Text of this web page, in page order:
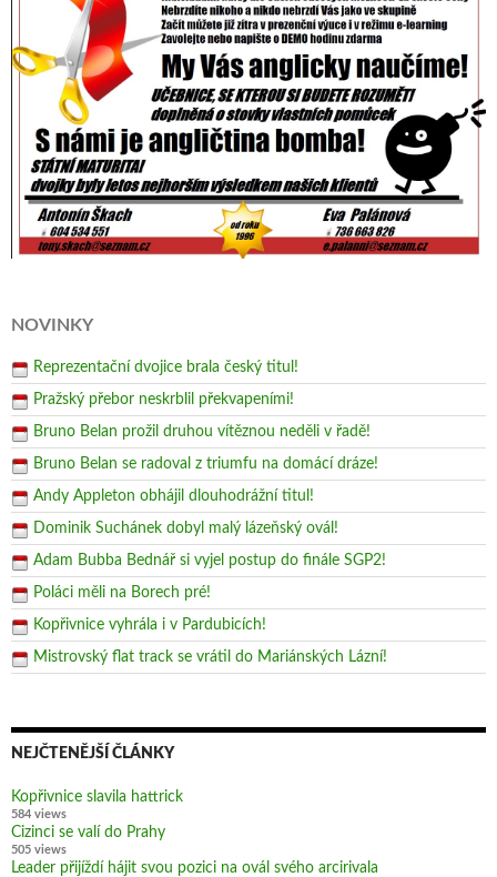
NOVINKY
Reprezentační dvojice brala český titul!
Pražský přebor neskrblil překvapeními!
Bruno Belan prožil druhou vítěznou neděli v řadě!
Bruno Belan se radoval z triumfu na domácí dráze!
Andy Appleton obhájil dlouhodrážní titul!
Dominik Suchánek dobyl malý lázeňský ovál!
Adam Bubba Bednář si vyjel postup do finále SGP2!
Poláci měli na Borech pré!
Kopřivnice vyhrála i v Pardubicích!
Mistrovský flat track se vrátil do Mariánských Lázní!
NEJČTENĚJŠÍ ČLÁNKY
Kopřivnice slavila hattrick
584 views
Cizinci se valí do Prahy
505 views
Leader přijíždí hájit svou pozici na ovál svého arcirivala